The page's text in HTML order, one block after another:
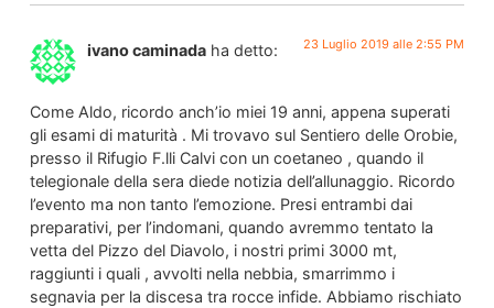
ivano caminada ha detto: 23 Luglio 2019 alle 2:55 PM
Come Aldo, ricordo anch’io miei 19 anni, appena superati
gli esami di maturità . Mi trovavo sul Sentiero delle Orobie,
presso il Rifugio F.lli Calvi con un coetaneo , quando il
telegionale della sera diede notizia dell’allunaggio. Ricordo
l’evento ma non tanto l’emozione. Presi entrambi dai
preparativi, per l’indomani, quando avremmo tentato la
vetta del Pizzo del Diavolo, i nostri primi 3000 mt,
raggiunti i quali , avvolti nella nebbia, smarrimmo i
segnavia per la discesa tra rocce infide. Abbiamo rischiato